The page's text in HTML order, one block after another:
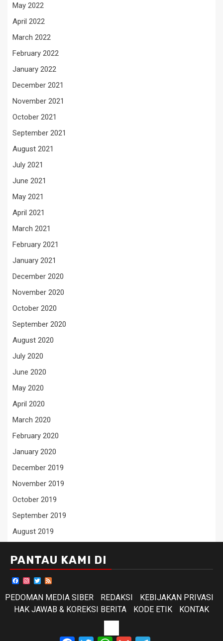
May 2022
April 2022
March 2022
February 2022
January 2022
December 2021
November 2021
October 2021
September 2021
August 2021
July 2021
June 2021
May 2021
April 2021
March 2021
February 2021
January 2021
December 2020
November 2020
October 2020
September 2020
August 2020
July 2020
June 2020
May 2020
April 2020
March 2020
February 2020
January 2020
December 2019
November 2019
October 2019
September 2019
August 2019
PANTAU KAMI DI
Facebook
Instagram
Twitter
PEDOMAN MEDIA SIBER
REDAKSI
KEBIJAKAN PRIVASI
HAK JAWAB & KOREKSI BERITA
KODE ETIK KONTAK